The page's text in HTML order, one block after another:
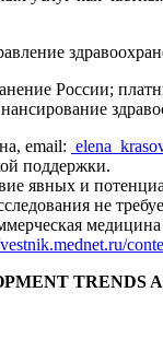
России;
email:
поддержки.
явных и
не
vestnik.mednet.ru/
TRENDS